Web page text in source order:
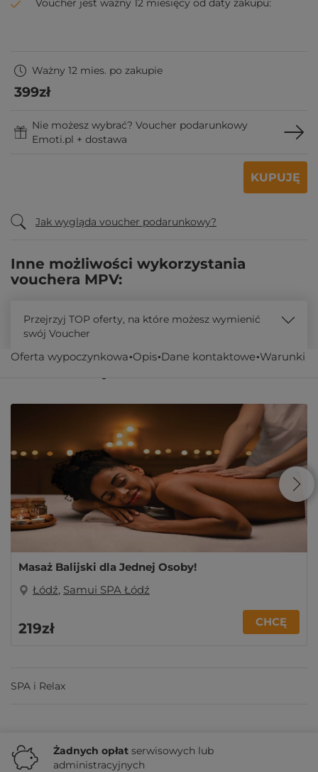
Voucher jest ważny 12 miesięcy od daty zakupu:
Ważny 12 mies. po zakupie
399zł
Nie możesz wybrać? Voucher podarunkowy
Emoti.pl + dostawa
KUPUJĘ
Jak wygląda voucher podarunkowy?
Oferta wypoczynkowa Opis Dane kontaktowe Warunki
Inne możliwości wykorzystania
vouchera MPV:
Przejrzyj TOP oferty, na które możesz wymienić
swój Voucher
Masaż Balijski dla Jednej Osoby!
Łódź, Samui SPA Łódź
219zł CHCĘ
SPA i Relax
Żadnych opłat serwisowych lub
administracyjnych